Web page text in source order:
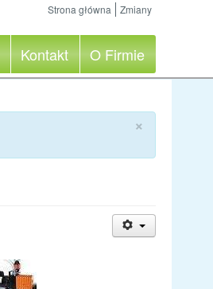
Strona główna Zmiany
Kontakt O Firmie
×